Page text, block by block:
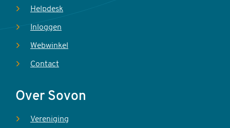
Helpdesk
Inloggen
Webwinkel
Contact
Over Sovon
Vereniging